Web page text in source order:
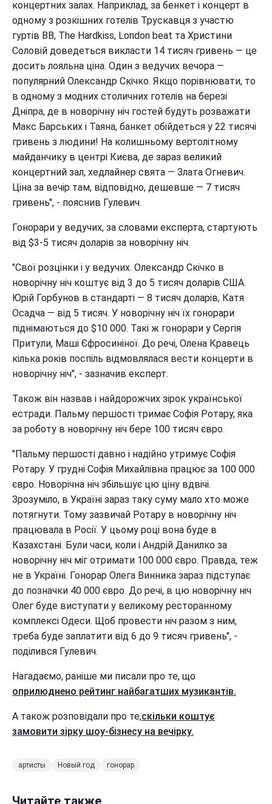
концертних залах. Наприклад, за бенкет і концерт в
одному з розкішних готелів Трускавця з участю
гуртів ВВ, The Hardkiss, London beat та Христини
Соловій доведеться викласти 14 тисяч гривень — це
досить лояльна ціна. Один з ведучих вечора —
популярний Олександр Скічко. Якщо порівнювати, то
в одному з модних столичних готелів на березі
Дніпра, де в новорічну ніч гостей будуть розважати
Макс Барських і Таяна, банкет обійдеться у 22 тисячі
гривень з людини! На колишньому вертолітному
майданчику в центрі Києва, де зараз великий
концертний зал, хедлайнер свята — Злата Огневич.
Ціна за вечір там, відповідно, дешевше — 7 тисяч
гривень", - пояснив Гулевич.
Гонорари у ведучих, за словами експерта, стартують
від $3-5 тисяч доларів за новорічну ніч.
"Свої розцінки і у ведучих. Олександр Скічко в
новорічну ніч коштує від 3 до 5 тисяч доларів США.
Юрій Горбунов в стандарті — 8 тисяч доларів, Катя
Осадча — від 5 тисяч. У новорічну ніч їх гонорари
піднімаються до $10 000. Такі ж гонорари у Сергія
Притули, Маші Єфросиніної. До речі, Олена Кравець
кілька років поспіль відмовлялася вести концерти в
новорічну ніч", - зазначив експерт.
Також він назвав і найдорожчих зірок української
естради. Пальму першості тримає Софія Ротару, яка
за роботу в новорічну ніч бере 100 тисяч євро.
"Пальму першості давно і надійно утримує Софія
Ротару. У грудні Софія Михайлівна працює за 100 000
євро. Новорічна ніч збільшує цю ціну вдвічі.
Зрозуміло, в Україні зараз таку суму мало хто може
потягнути. Тому зазвичай Ротару в новорічну ніч
працювала в Росії. У цьому році вона буде в
Казахстані. Були часи, коли і Андрій Данилко за
новорічну ніч міг отримати 100 000 євро. Правда, теж
не в Україні. Гонорар Олега Винника зараз підступає
до позначки 40 000 євро. До речі, в цю новорічну ніч
Олег буде виступати у великому ресторанному
комплексі Одеси. Щоб провести ніч разом з ним,
треба буде заплатити від 6 до 9 тисяч гривень", -
поділився Гулевич.
Нагадаємо, раніше ми писали про те, що
оприлюднено рейтинг найбагатших музикантів.
А також розповідали про те,скільки коштує
замовити зірку шоу-бізнесу на вечірку.
артисты Новый год гонорар